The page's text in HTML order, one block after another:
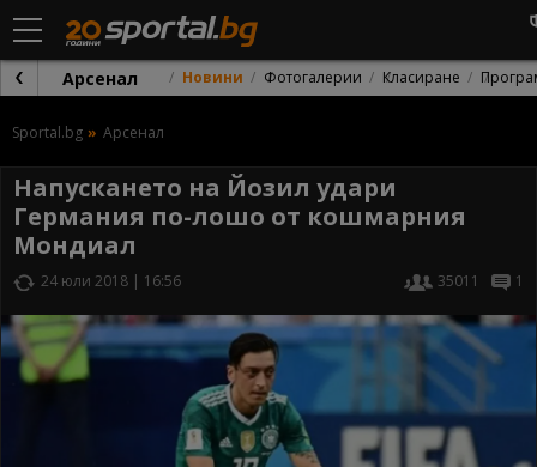
Арсенал Новини Фотогалерии Класиране
Sportal.bg Арсенал
Напускането на Йозил удари
Германия по-лошо от кошмарния
Мондиал
24 юли 2018 | 16:56 35011 1